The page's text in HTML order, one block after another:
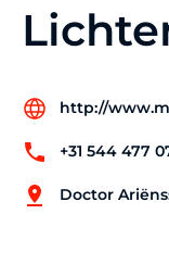
http://
+31 544 477
Doctor